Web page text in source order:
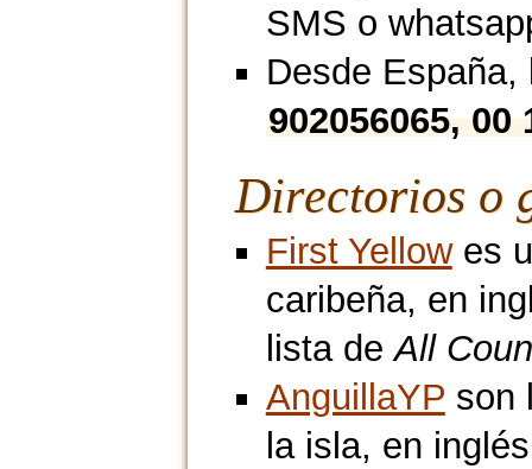
SMS o
Desde
902056065,
Directorios o
First Yellowes
caribeña, en
lista deAll
AnguillaYP son
la isla, en